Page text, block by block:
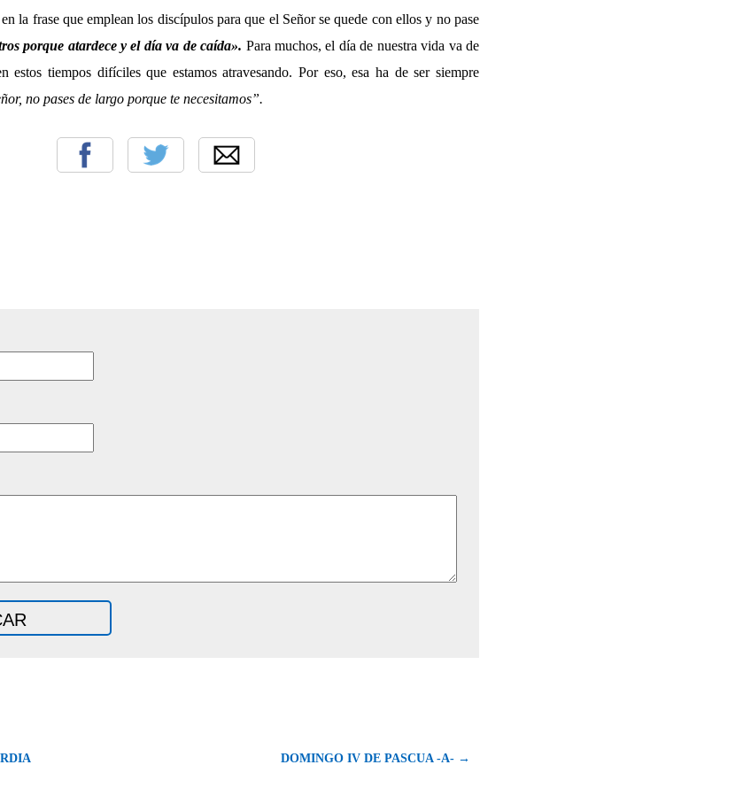
la frase que emplean los discípulos para que el Señor se quede con ellos y no pase
porque atardece y el día va de caída». Para muchos, el día de nuestra vida va de
estos tiempos difíciles que estamos atravesando. Por eso, esa ha de ser siempre
no pases de largo porque te necesitamos”.
DOMINGO IV DE PASCUA -A- →